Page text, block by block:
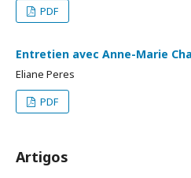
PDF
Entretien avec Anne-Marie
Eliane Peres
PDF
Artigos